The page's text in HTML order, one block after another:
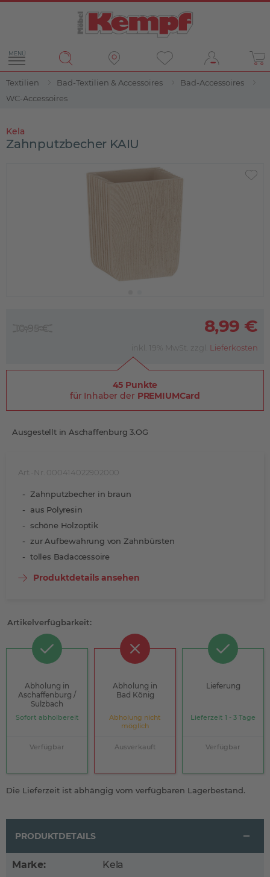
MENÜ
Textilien Bad-Textilien & Accessoires
Bad-Accessoires
WC-Accessoires
Kela
Zahnputzbecher KAIU
Art.-Nr. 000414022902000
Zahnputzbecher in braun
aus Polyresin
schöne Holzoptik
zur Aufbewahrung von Zahnbürsten
tolles Badaccessoire
Produktdetails ansehen
Artikelverfügbarkeit:
Abholung in
Aschaffenburg /
Sulzbach
Sofort abholbereit
Verfügbar
Abholung in
Bad König
Abholung nicht
möglich
Ausverkauft
Lieferung
Lieferzeit 1 - 3 Tage
Verfügbar
Die Lieferzeit ist abhängig vom verfügbaren Lagerbestand.
8,99 €
inkl. 19% MwSt. zzgl. Lieferkosten
45 Punkte
für Inhaber der PREMIUMCard
Ausgestellt in Aschaffenburg 3.OG
PRODUKTDETAILS
Marke: Kela